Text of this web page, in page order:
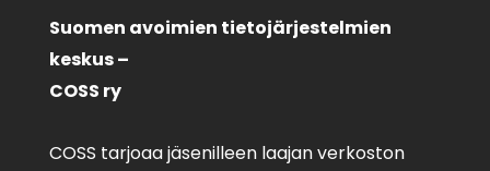
Suomen avoimien tietojärjestelmien
keskus –
COSS ry
COSS tarjoaa jäsenilleen laajan verkoston